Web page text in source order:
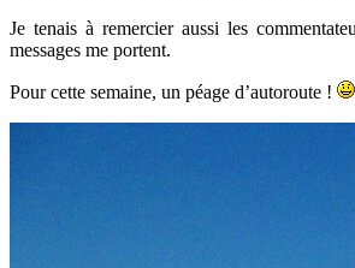
Je tenais à remercier aussi les
messages me portent.
Pour cette semaine, un péage d’autoroute !